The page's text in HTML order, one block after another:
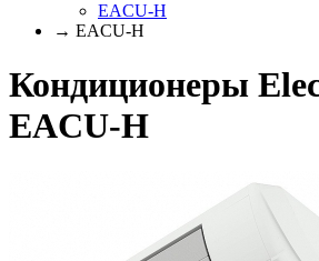
EACU-H
→ EACU-H
Кондиционеры
EACU-H